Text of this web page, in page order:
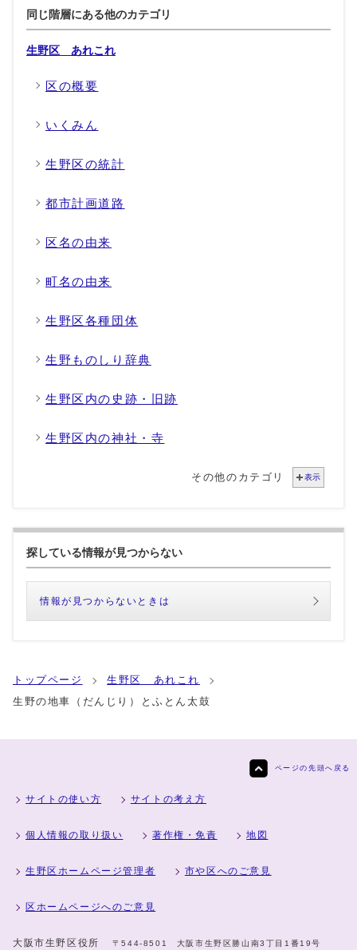
同じ階層にある他のカテゴリ
生野区 あれこれ
区の概要
いくみん
生野区の統計
都市計画道路
区名の由来
町名の由来
生野区各種団体
生野ものしり辞典
生野区内の史跡・旧跡
生野区内の神社・寺
その他のカテゴリ 表示
探している情報が見つからない
情報が見つからないときは
トップページ
生野区 あれこれ
生野の地車（だんじり）とふとん太鼓
ページの先頭へ戻る
サイトの使い方 サイトの考え方
個人情報の取り扱い 著作権・免責 地図
生野区ホームページ管理者 市や区へのご意見
区ホームページへのご意見
大阪市生野区役所 〒544-8501 大阪市生野区勝山南3丁目1番19号